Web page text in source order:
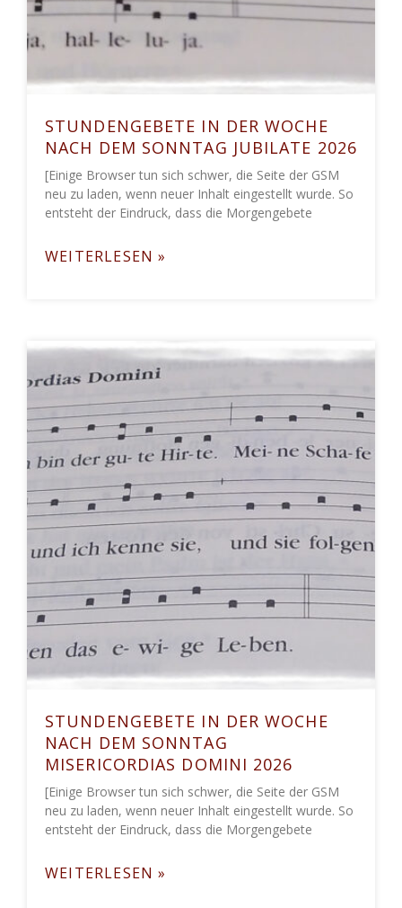
STUNDENGEBETE IN DER WOCHE
NACH DEM SONNTAG JUBILATE 2026
[Einige Browser tun sich schwer, die Seite der GSM
neu zu laden, wenn neuer Inhalt eingestellt wurde. So
entsteht der Eindruck, dass die Morgengebete
WEITERLESEN »
STUNDENGEBETE IN DER WOCHE
NACH DEM SONNTAG
MISERICORDIAS DOMINI 2026
[Einige Browser tun sich schwer, die Seite der GSM
neu zu laden, wenn neuer Inhalt eingestellt wurde. So
entsteht der Eindruck, dass die Morgengebete
WEITERLESEN »